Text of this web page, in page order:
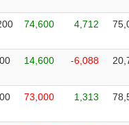
74,600 4,712
14,600 -6,088
73,000 1,313